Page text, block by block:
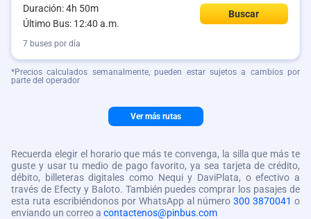
Duración: 4h 50m
Último Bus: 12:40 a.m.
Buscar
7 buses por día
*Precios calculados semanalmente, pueden estar sujetos a cambios por
parte del operador
Ver más rutas
Recuerda elegir el horario que más te convenga, la silla que más te
guste y usar tu medio de pago favorito, ya sea tarjeta de crédito,
débito, billeteras digitales como Nequi y DaviPlata, o efectivo a
través de Efecty y Baloto. También puedes comprar los pasajes de
esta ruta escribiéndonos por WhatsApp al número 300 3870041 o
enviando un correo a contactenos@pinbus.com